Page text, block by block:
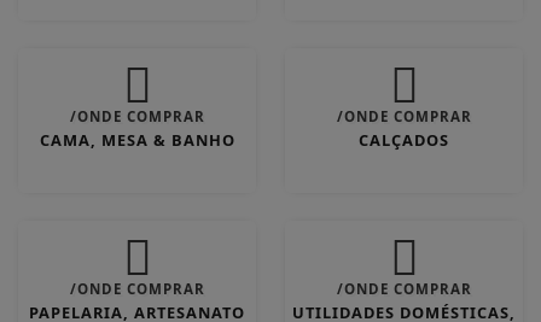
/ONDE COMPRAR
CAMA, MESA & BANHO
/ONDE COMPRAR
CALÇADOS
/ONDE COMPRAR
PAPELARIA, ARTESANATO
/ONDE COMPRAR
UTILIDADES DOMÉSTICAS,